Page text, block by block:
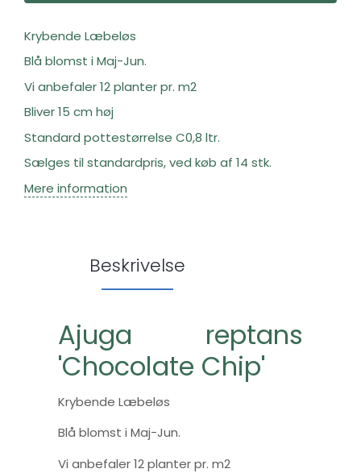
Krybende Læbeløs
Blå blomst i Maj-Jun.
Vi anbefaler 12 planter pr. m2
Bliver 15 cm høj
Standard pottestørrelse C0,8 ltr.
Sælges til standardpris, ved køb af 14 stk.
Mere information
Beskrivelse
Ajuga reptans
'Chocolate Chip'
Krybende Læbeløs
Blå blomst i Maj-Jun.
Vi anbefaler 12 planter pr. m2